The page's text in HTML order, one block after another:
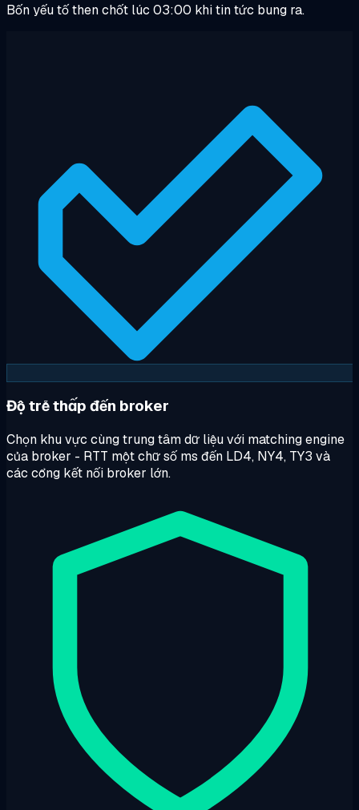
Bốn yếu tố then chốt lúc 03:00 khi tin tức bung ra.
Độ trễ thấp đến broker
Chọn khu vực cùng trung tâm dữ liệu với matching engine
của broker - RTT một chữ số ms đến LD4, NY4, TY3 và
các cổng kết nối broker lớn.